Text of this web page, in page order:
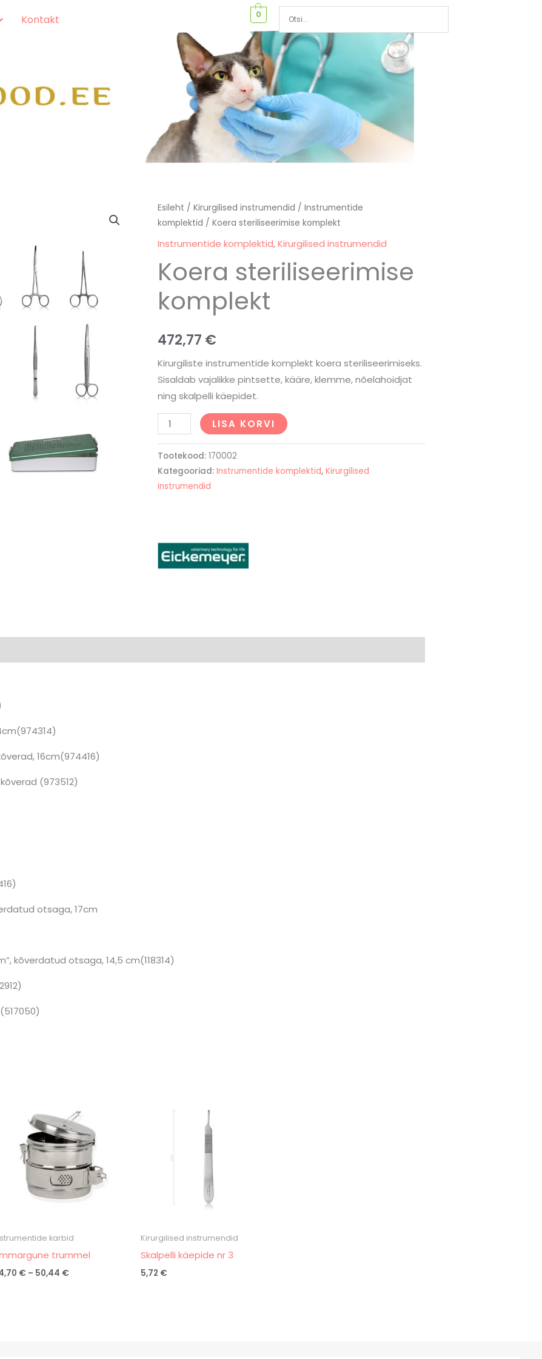
Kontakt 0
Esileht /Kirurgilised instrumendid /Instrumentide
komplektid / Koera steriliseerimise komplekt
Instrumentide komplektid,Kirurgilised instrumendid
Koera steriliseerimise
komplekt
472,77 €
Kirurgiliste instrumentide komplekt koera steriliseerimiseks.
Sisaldab vajalikke pintsette, kääre, klemme, nõelahoidjat
ning skalpelli käepidet.
Koera
steriliseerimise
komplekt
LISA KORVI
Tootekood:170002
Kategooriad:Instrumentide komplektid,Kirurgilised
instrumendid
16cm(974416)
(973512)
otsaga, 17cm
kõverdatud otsaga, 14,5 cm(118314)
karbid
trummel
€ – 50,44 €
kuni
50,44 €
Kirurgilised instrumendid
Skalpelli käepide nr 3
5,72 €